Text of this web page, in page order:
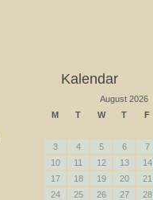
Kalendar
August 2026
M
T W T F
3
4 5 6 7
10
11 12 13 14
17
18 19 20 21
24
25 26 27 28